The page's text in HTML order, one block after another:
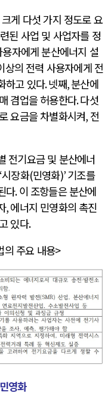
게 다섯 가지 정도로 요
된 사업 및 사업자를 정
자에게 분산에너지 설
상의 전력 사용자에게 전
하고 있다.넷째,분산에
겸업을 허용한다.다섯
요금을 차별화시켜, 전
전기요금 및 분산에너
‘시장화(민영화)’기조를
다.이 조항들은 분산에
,에너지 민영화의 촉진
있다.
의 주요 내용>
영화